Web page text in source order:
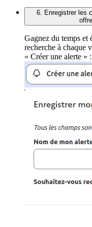
6. Enregistrer les
Gagnez du temps et
recherche à chaque
« Créer une alerte » :